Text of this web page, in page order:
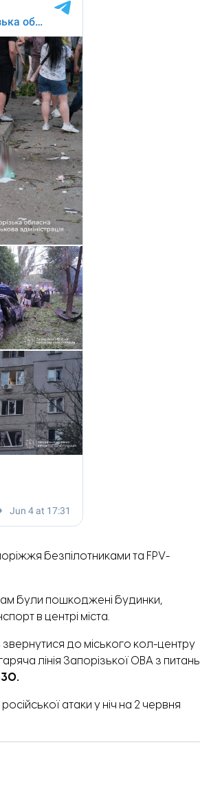
безпілотниками та FPV-
були пошкоджені будинки,
в центрі міста.
до міського кол-центру
лінія Запорізької ОВА з питань
російської атаки у ніч на 2 червня